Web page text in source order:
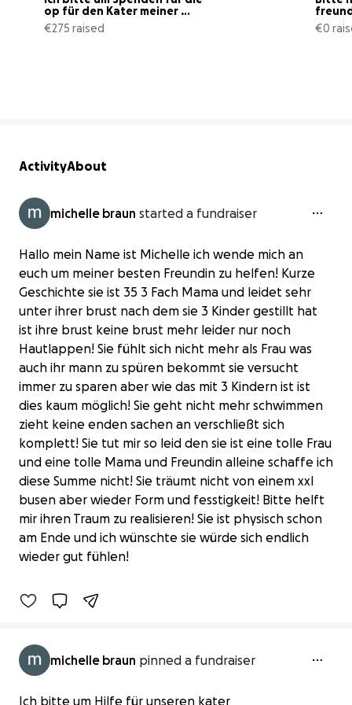
op für den Kater meiner
tochter
€275 raised
€0
ActivityAbout
michelle braun started a fundraiser
Hallo mein Name ist Michelle ich wende mich an
euch um meiner besten Freundin zu helfen! Kurze
Geschichte sie ist 35 3 Fach Mama und leidet sehr
unter ihrer brust nach dem sie 3 Kinder gestillt hat
ist ihre brust keine brust mehr leider nur noch
Hautlappen! Sie fühlt sich nicht mehr als Frau was
auch ihr mann zu spüren bekommt sie versucht
immer zu sparen aber wie das mit 3 Kindern ist ist
dies kaum möglich! Sie geht nicht mehr schwimmen
zieht keine enden sachen an verschließt sich
komplett! Sie tut mir so leid den sie ist eine tolle Frau
und eine tolle Mama und Freundin alleine schaffe ich
diese Summe nicht! Sie träumt nicht von einem xxl
busen aber wieder Form und fesstigkeit! Bitte helft
mir ihren Traum zu realisieren! Sie ist physisch schon
am Ende und ich wünschte sie würde sich endlich
wieder gut fühlen!
Bitte helf meiner besten freundin
€0 raised
michelle braun pinned a fundraiser
Ich bitte um Hilfe für unseren kater